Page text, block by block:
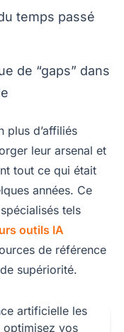
temps passé
de “gaps” dans
plus d’affiliés
leur arsenal et
tout ce qui était
années. Ce
tels
outils IA
de référence
supériorité.